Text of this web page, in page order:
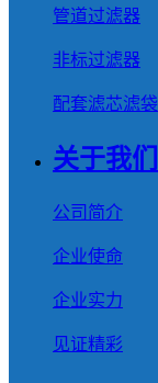
管道过滤器
非标过滤器
配套滤芯滤袋
关于我们
公司简介
企业使命
企业实力
见证精彩